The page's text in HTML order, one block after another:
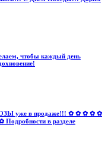
чтобы каждый день
уже в продаже!!! ✿ ✿ ✿ ✿ ✿
в разделе